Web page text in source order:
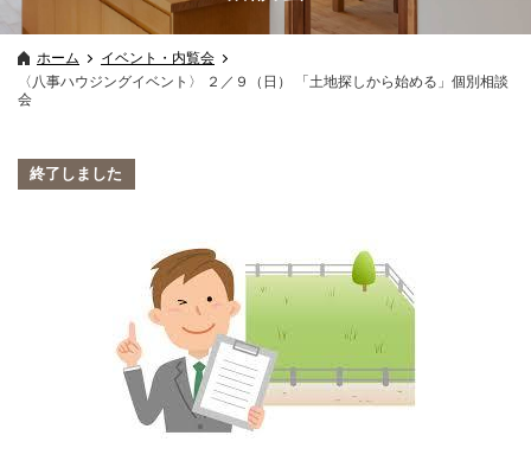
ホーム
イベント・内覧会
〈八事ハウジングイベント〉 ２／９（日） 「土地探しから始める」個別相談
会
終了しました